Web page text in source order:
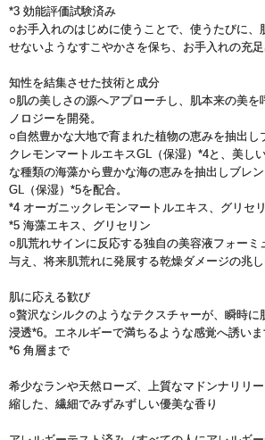
*3 効能評価試験済み
○お手入れのはじめに使うことで、使うたびに、
せないようなすこやかさを保ち、お手入れの充足
知性を結集させた技術と成分
○肌の美しさの源へアプローチし、肌本来の美を
ノロジーを開発。
○自然豊かな大地で育まれた植物の恵みを抽出し
クレモンマートルエキスGL（保湿）*4と、美し
な種類の海藻から豊かな海の恵みを抽出しブレ
GL（保湿）*5を配合。
*4 オーガニックレモンマートルエキス、グリセ
*5 海藻エキス、グリセリン
○肌荒れサインに反応する独自の美容液フォーミ
与え、将来肌荒れに発展する乾燥ダメージの兆し
肌に応える歓び
○贅沢なシルクのようなテクスチャーが、瞬時に
浸透*6。エネルギーで満ちるような感覚へ誘いま
*6 角層まで
希少なランや天然ローズ、上質なマドンナリリ
縮した、繊細でみずみずしい優美な香り